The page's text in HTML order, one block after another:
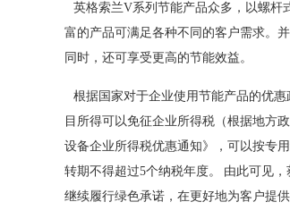
英格索兰V系列节能产品众多，以螺杆
富的产品可满足各种不同的客户需求。
同时，还可享受更高的节能效益。
根据国家对于企业使用节能产品的优
目所得可以免征企业所得税（根据地方
设备企业所得税优惠通知》，可以按专
转期不得超过5个纳税年度。 由此可见
继续履行绿色承诺，在更好地为客户提